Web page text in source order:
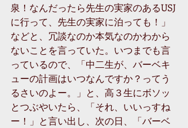
泉！なんだったら先生の実家のあるUSJ
に行って、先生の実家に泊っても！」
などと、冗談なのか本気なのかわから
ないことを言っていた。いつまでも言
っているので、「中二生が、バーベキ
ューの計画はいつなんですか？ってう
るさいのよー。」と、高３生にボソッ
とつぶやいたら、「それ、いいっすね
ー！」と言い出し、次の日、「バーベ